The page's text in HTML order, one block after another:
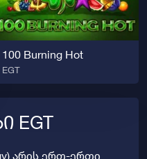
100 Burning Hot
EGT
EGT
არის ერთ-ერთი